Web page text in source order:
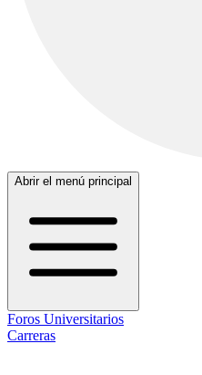
Abrir el menú principal
Foros Universitarios
Carreras